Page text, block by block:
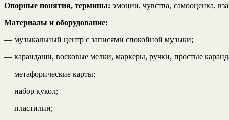
Опорные понятия, термины: эмоции, чувства, самооценка,
Материалы и оборудование:
— музыкальный центр с записями спокойной музыки;
— карандаши, восковые мелки, маркеры, ручки, простые
— метафорические карты;
— набор кукол;
— пластилин;